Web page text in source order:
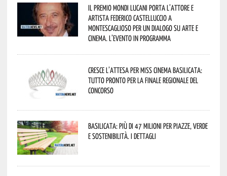
Il Premio Mondi Lucani porta l’attore e
artista Federico Castelluccio a
Montescaglioso per un dialogo su arte e
cinema. L’evento in programma
Cresce l’attesa per Miss Cinema Basilicata:
tutto pronto per la finale regionale del
concorso
Basilicata: più di 47 milioni per piazze, verde
e sostenibilità. I dettagli